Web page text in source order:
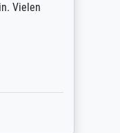
Vielen